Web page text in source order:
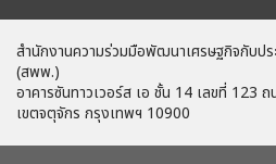
สำนักงานความร่วมมือพัฒนาเศรษฐกิจกับป
(สพพ.)
อาคารซันทาวเวอร์ส เอ ชั้น 14 เลขที่ 123
เขตจตุจักร กรุงเทพฯ 10900